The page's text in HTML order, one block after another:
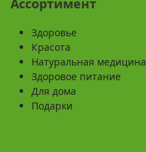
Ассортимент
Здоровье
Красота
Натуральная медицина
Здоровое питание
Для дома
Подарки